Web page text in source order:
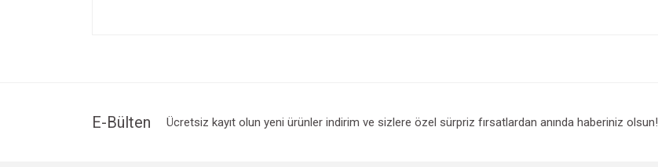
Ürün bilgilerinde hatalar bulunuyor.
E-Bülten Ücretsiz kayıt olun yeni ürünler indirim ve sizlere özel sürpriz fırsatlardan anında haberiniz olsun!